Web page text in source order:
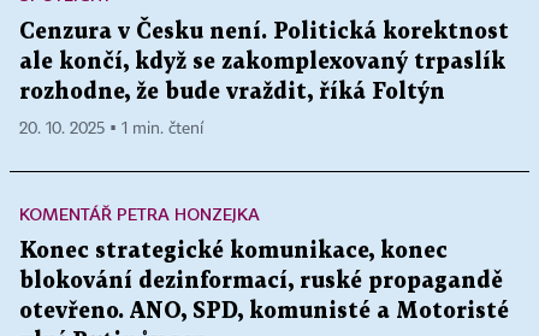
Cenzura v Česku není. Politická korektnost
ale končí, když se zakomplexovaný trpaslík
rozhodne, že bude vraždit, říká Foltýn
20. 10. 2025 ▪ 1 min. čtení
KOMENTÁŘ PETRA HONZEJKA
Konec strategické komunikace, konec
blokování dezinformací, ruské propagandě
otevřeno. ANO, SPD, komunisté a Motoristé